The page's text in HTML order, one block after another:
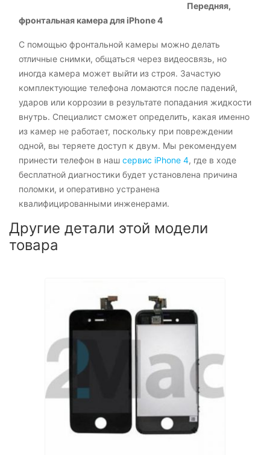
Передняя,
фронтальная камера для iPhone 4
С помощью фронтальной камеры можно делать
отличные снимки, общаться через видеосвязь, но
иногда камера может выйти из строя. Зачастую
комплектующие телефона ломаются после падений,
ударов или коррозии в результате попадания жидкости
внутрь. Специалист сможет определить, какая именно
из камер не работает, поскольку при повреждении
одной, вы теряете доступ к двум. Мы рекомендуем
принести телефон в наш сервис iPhone 4, где в ходе
бесплатной диагностики будет установлена причина
поломки, и оперативно устранена
квалифицированными инженерами.
Другие детали этой модели
товара